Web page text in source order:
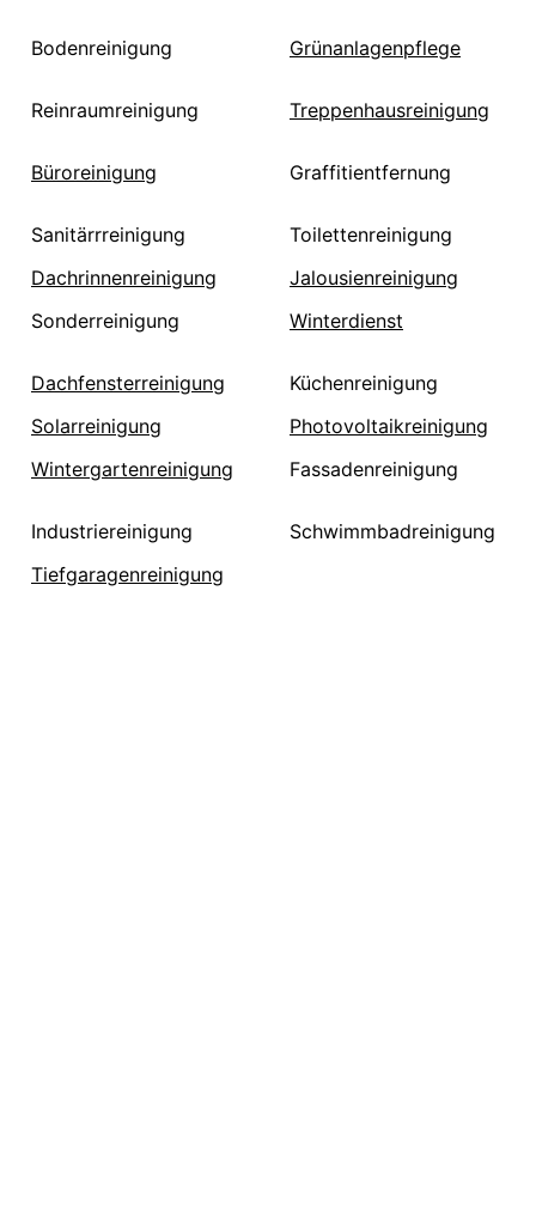
Bodenreinigung Grünanlagenpflege
Reinraumreinigung Treppenhausreinigung
Büroreinigung Graffitientfernung
Sanitärrreinigung
Toilettenreinigung
Dachrinnenreinigung
Jalousienreinigung
Sonderreinigung
Winterdienst
Dachfensterreinigung
Küchenreinigung
Solarreinigung
Photovoltaikreinigung
Wintergartenreinigung
Fassadenreinigung
Industriereinigung
Schwimmbadreinigung
Tiefgaragenreinigung